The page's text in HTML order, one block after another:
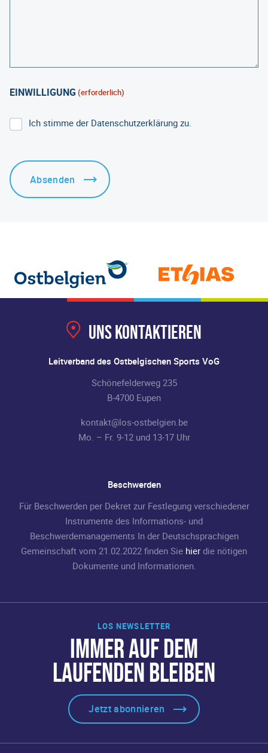
EINWILLIGUNG (erforderlich)
Ich stimme der Datenschutzerklärung zu.
LOS NEWSLETTER
IMMER AUF DEM
LAUFENDEN BLEIBEN
Jetzt abonnieren
Uns kontaktieren
Leitverband des Ostbelgischen Sports VoG
Schönefelderweg 235
B-4700 Eupen
kontakt@los-ostbelgien.be
Mo. – Fr. 9-12 und 13-17 Uhr
Beschwerden
Für Beschwerden per Dekret zur Festlegung verschiedener
Instrumente des Informations- und
Beschwerdemanagements In der Deutschsprachigen
Gemeinschaft vom 21.02.2022 finden Sie hier die nötigen
Dokumente und Informationen.